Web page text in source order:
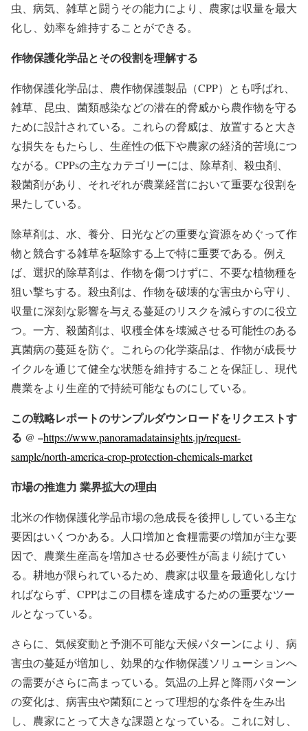
虫、病気、雑草と闘うその能力により、農家は収量を最大
化し、効率を維持することができる。
作物保護化学品とその役割を理解する
作物保護化学品は、農作物保護製品（CPP）とも呼ばれ、
雑草、昆虫、菌類感染などの潜在的脅威から農作物を守る
ために設計されている。これらの脅威は、放置すると大き
な損失をもたらし、生産性の低下や農家の経済的苦境につ
ながる。CPPsの主なカテゴリーには、除草剤、殺虫剤、
殺菌剤があり、それぞれが農業経営において重要な役割を
果たしている。
除草剤は、水、養分、日光などの重要な資源をめぐって作
物と競合する雑草を駆除する上で特に重要である。例え
ば、選択的除草剤は、作物を傷つけずに、不要な植物種を
狙い撃ちする。殺虫剤は、作物を破壊的な害虫から守り、
収量に深刻な影響を与える蔓延のリスクを減らすのに役立
つ。一方、殺菌剤は、収穫全体を壊滅させる可能性のある
真菌病の蔓延を防ぐ。これらの化学薬品は、作物が成長サ
イクルを通じて健全な状態を維持することを保証し、現代
農業をより生産的で持続可能なものにしている。
この戦略レポートのサンプルダウンロードをリクエストす
る @ –https://www.panoramadatainsights.jp/request-
sample/north-america-crop-protection-chemicals-market
市場の推進力 業界拡大の理由
北米の作物保護化学品市場の急成長を後押ししている主な
要因はいくつかある。人口増加と食糧需要の増加が主な要
因で、農業生産高を増加させる必要性が高まり続けてい
る。耕地が限られているため、農家は収量を最適化しなけ
ればならず、CPPはこの目標を達成するための重要なツー
ルとなっている。
さらに、気候変動と予測不可能な天候パターンにより、病
害虫の蔓延が増加し、効果的な作物保護ソリューションへ
の需要がさらに高まっている。気温の上昇と降雨パターン
の変化は、病害虫や菌類にとって理想的な条件を生み出
し、農家にとって大きな課題となっている。これに対し、